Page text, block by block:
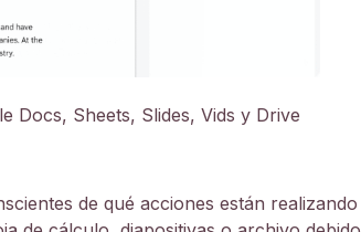
Docs, Sheets, Slides, Vids y Drive
de qué acciones están realizando